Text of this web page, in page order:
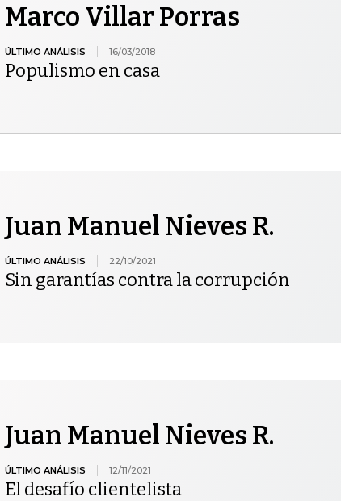
Marco Villar Porras
ÚLTIMO ANÁLISIS 16/03/2018
Populismo en casa
Juan Manuel Nieves R.
ÚLTIMO ANÁLISIS 22/10/2021
Sin garantías contra la corrupción
Juan Manuel Nieves R.
ÚLTIMO ANÁLISIS 12/11/2021
El desafío clientelista